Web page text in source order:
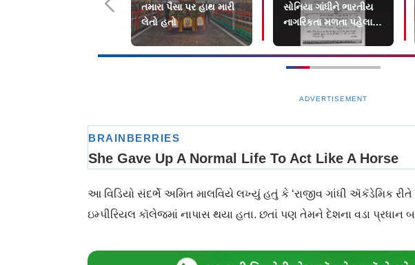
તમારા પૈસા પર હાથ મારી
લેતો હતો
સોનિયા ગાંધીને ભારતીય
નાગરિકતા મળતા પહેલા
જ મતદાર યાદીમાં નામ
ADVERTISEMENT
આ વિડિયો સંદર્ભે અમિત માલવિયે લખ્યું હતું કે ‘રાજીવ ગાંધી ઍકૅડેમિક
ઇમ્પીરિયલ કૉલેજમાં નાપાસ થયા હતા. છતાં પણ તેમને દેશના વડા પ્રધાન